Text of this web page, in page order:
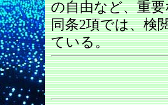
の自由など、重
同条2項では、検
ている。